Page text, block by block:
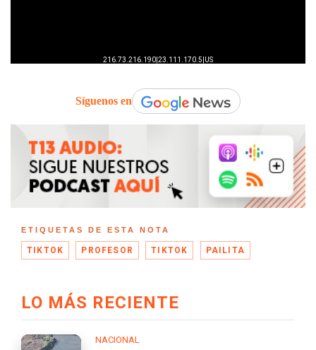
Síguenos en
ETIQUETAS DE ESTA NOTA
TIKTOK PROFESOR TIKTOK PAILITA
LO MÁS RECIENTE
NACIONAL